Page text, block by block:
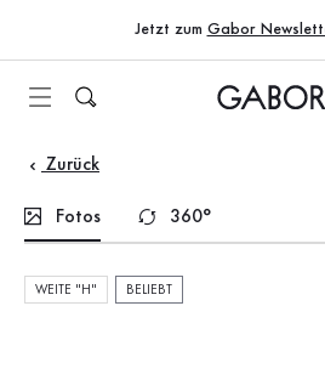
Zum Inhaltsverzeichnis
Zur Hauptnavigation
Jetzt zum Gabor
Zurück
Fotos 360°
WEITE "H" BELIEBT